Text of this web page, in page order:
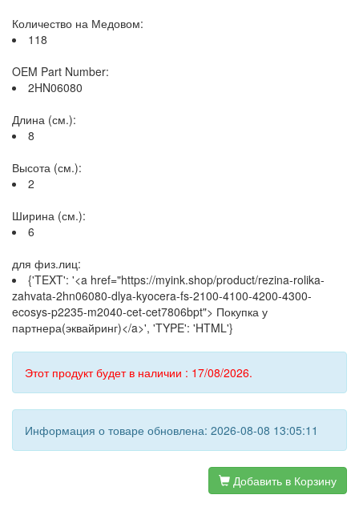
Количество на Медовом:
118
OEM Part Number:
2HN06080
Длина (см.):
8
Высота (см.):
2
Ширина (см.):
6
для физ.лиц:
{'TEXT': '<a href="https://myink.shop/product/rezina-rolika-
zahvata-2hn06080-dlya-kyocera-fs-2100-4100-4200-4300-
ecosys-p2235-m2040-cet-cet7806bpt"> Покупка у
партнера(эквайринг)</a>', 'TYPE': 'HTML'}
Этот продукт будет в наличии : 17/08/2026.
Информация о товаре обновлена: 2026-08-08 13:05:11
Добавить в Корзину